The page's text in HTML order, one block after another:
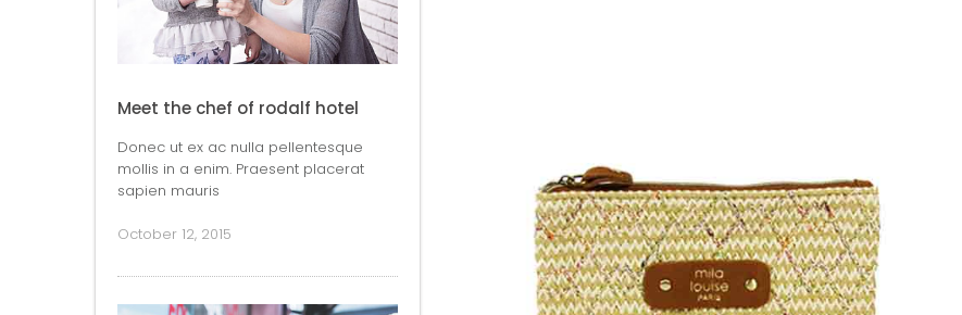
Meet the chef of rodalf hotel
Donec ut ex ac nulla pellentesque
mollis in a enim. Praesent placerat
sapien mauris
October 12, 2015